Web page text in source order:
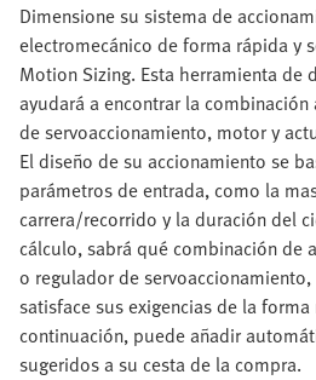
Dimensione su sistema de
electromecánico de forma rápida y
Motion Sizing. Esta herramienta de
ayudará a encontrar la
de servoaccionamiento, motor y
El diseño de su accionamiento se
parámetros de entrada, como la
carrera/recorrido y la duración del
cálculo, sabrá qué combinación de
o regulador de
satisface sus exigencias de la
continuación, puede añadir
sugeridos a su cesta de la compra.